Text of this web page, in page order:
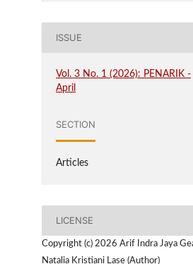
ISSUE
Vol. 3 No. 1 (2026): PENARIK -
April
SECTION
Articles
LICENSE
Copyright (c) 2026 Arif Indra Jaya
Natalia Kristiani Lase (Author)